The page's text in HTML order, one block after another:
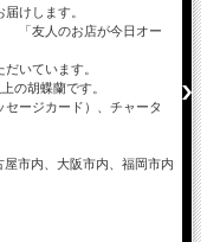
けします。
「友人のお店が今日オー
いています。
の胡蝶蘭です。
ージカード）、チャータ
市内、大阪市内、福岡市内